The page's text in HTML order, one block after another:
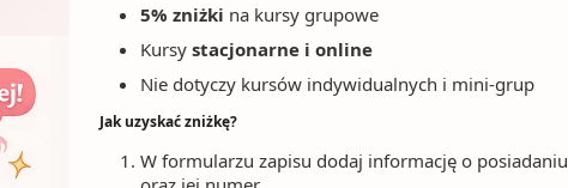
5% zniżki na kursy grupowe
Kursystacjonarne i online
Nie dotyczy kursów indywidualnych i mini-grup
Jak uzyskać zniżkę?
W formularzu zapisu dodaj informację o posiadaniu